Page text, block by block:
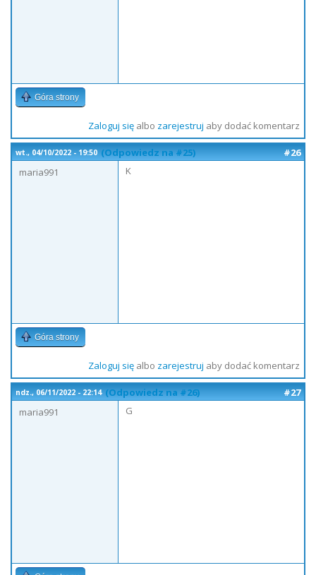
Góra strony
Zaloguj sięalbo zarejestruj aby dodać komentarz
wt., 04/10/2022 - 19:50 (Odpowiedz na #25)
#26
maria991
K
Góra strony
Zaloguj sięalbo zarejestruj aby dodać komentarz
ndz., 06/11/2022 - 22:14 (Odpowiedz na #26)
#27
maria991
G